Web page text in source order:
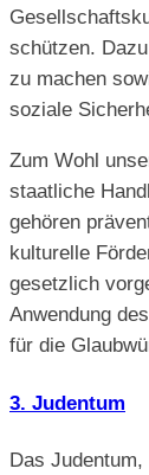
schützen.
zu machen
soziale
Zum Wohl
staatliche
gehören
kulturelle
gesetzlich
Anwendung
für die
3. Judentum
Das